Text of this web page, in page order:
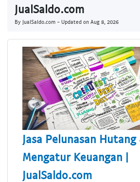
JualSaldo.com
By JualSaldo.com - Updated on Aug 8, 2026
Jasa Pelunasan Hutang
Mengatur Keuangan |
JualSaldo.com